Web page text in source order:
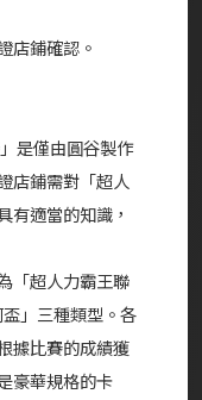
店鋪確認。
是僅由圓谷製作
店鋪需對「超人
有適當的知識，
「超人力霸王聯
」三種類型。各
據比賽的成績獲
豪華規格的卡